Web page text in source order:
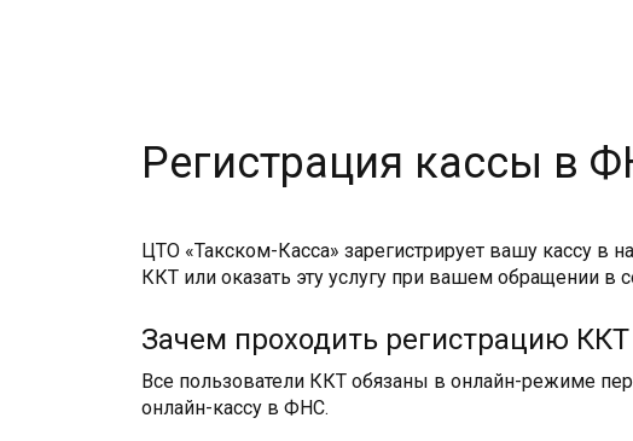
Регистрация кассы в
ЦТО «Такском-Касса» зарегистрирует вашу кассу в
ККТ или оказать эту услугу при вашем обращении в
Зачем проходить регистрацию ККТ
Все пользователи ККТ обязаны в онлайн-режиме
онлайн-кассу в ФНС.